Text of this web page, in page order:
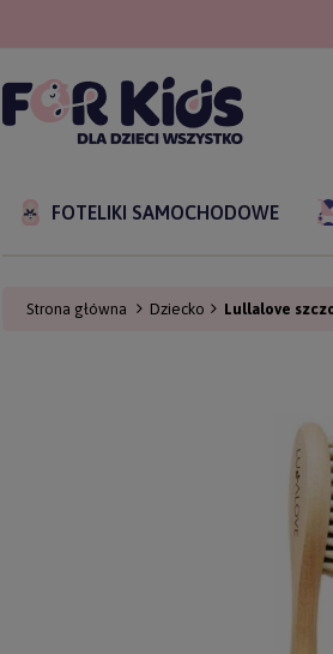
FOTELIKI SAMOCHODOWE
Strona główna Dziecko Lullalove